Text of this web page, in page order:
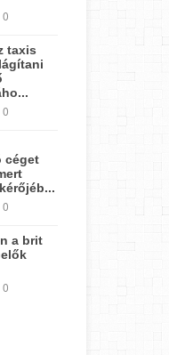
0
taxis
0
céget
0
a brit
0